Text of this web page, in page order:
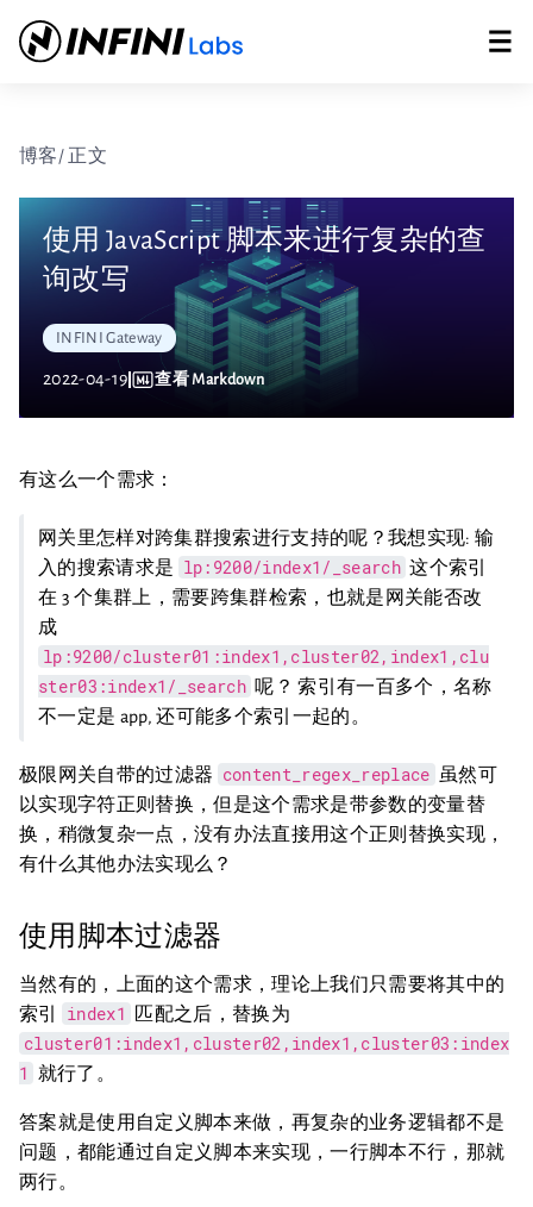
博客/ 正文
使用 JavaScript 脚本来进行复杂的查
询改写
INFINI Gateway
2022-04-19 查看 Markdown
有这么一个需求：
网关里怎样对跨集群搜索进行支持的呢？我想实现: 输
入的搜索请求是
lp:9200/index1/_search 这个索引
在 3 个集群上，需要跨集群检索，也就是网关能否改
成
lp:9200/cluster01:index1,cluster02,index1,clu
ster03:index1/_search 呢？ 索引有一百多个，名称
不一定是 app, 还可能多个索引一起的。
极限网关自带的过滤器 content_regex_replace
虽然可
以实现字符正则替换，但是这个需求是带参数的变量替
换，稍微复杂一点，没有办法直接用这个正则替换实现，
有什么其他办法实现么？
使用脚本过滤器
当然有的，上面的这个需求，理论上我们只需要将其中的
索引
index1 匹配之后，替换为
cluster01:index1,cluster02,index1,cluster03:index
1
就行了。
答案就是使用自定义脚本来做，再复杂的业务逻辑都不是
问题，都能通过自定义脚本来实现，一行脚本不行，那就
两行。